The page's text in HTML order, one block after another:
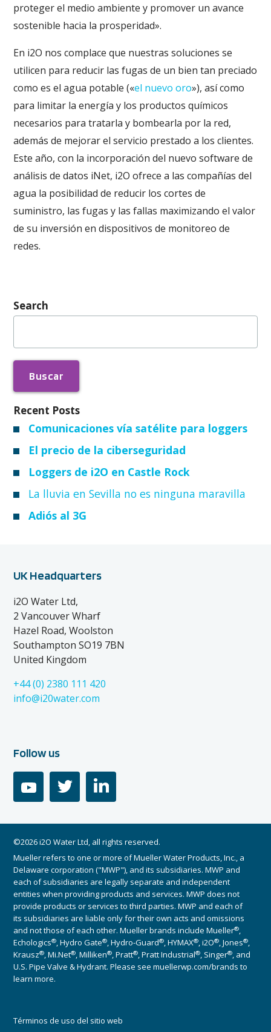
proteger el medio ambiente y promover un avance
sostenible hacia la prosperidad».
En i2O nos complace que nuestras soluciones se
utilicen para reducir las fugas de un bien tan preciado
como es el agua potable («el nuevo oro»), así como
para limitar la energía y los productos químicos
necesarios para tratarla y bombearla por la red,
además de mejorar el servicio prestado a los clientes.
Este año, con la incorporación del nuevo software de
análisis de datos iNet, i2O ofrece a las compañías del
agua la posibilidad de reducir los cortes de
suministro, las fugas y las fallas maximizando el valor
de su inversión en dispositivos de monitoreo de
redes.
Search
Buscar:
Recent Posts
Comunicaciones vía satélite para loggers
El precio de la ciberseguridad
Loggers de i2O en Castle Rock
La lluvia en Sevilla no es ninguna maravilla
Adiós al 3G
UK Headquarters
i2O Water Ltd,
2 Vancouver Wharf
Hazel Road, Woolston
Southampton SO19 7BN
United Kingdom
+44 (0) 2380 111 420
info@i20water.com
Follow us
youtube twitter linkedin
©2026 i2O Water Ltd, all rights reserved.
Mueller refers to one or more of Mueller Water Products, Inc., a
Delaware corporation ("MWP"), and its subsidiaries. MWP and
each of subsidiaries are legally separate and independent
entities when providing products and services. MWP does not
provide products or services to third parties. MWP and each of
its subsidiaries are liable only for their own acts and omissions
and not those of each other. Mueller brands include Mueller®,
Echologics®, Hydro Gate®, Hydro-Guard®, HYMAX®, i2O®, Jones®,
Krausz®, Mi.Net®, Milliken®, Pratt®, Pratt Industrial®, Singer®, and
U.S. Pipe Valve & Hydrant. Please see muellerwp.com/brands to
learn more.
Términos de uso del sitio web